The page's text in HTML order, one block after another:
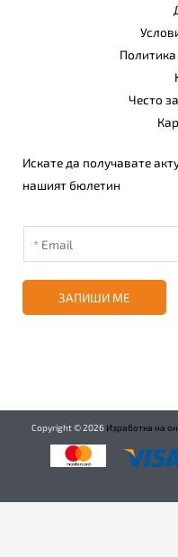
Често
Искате да получавате
нашият бюлетин
ЗАПИШИ МЕ
Copyright ©2026 Изработка на